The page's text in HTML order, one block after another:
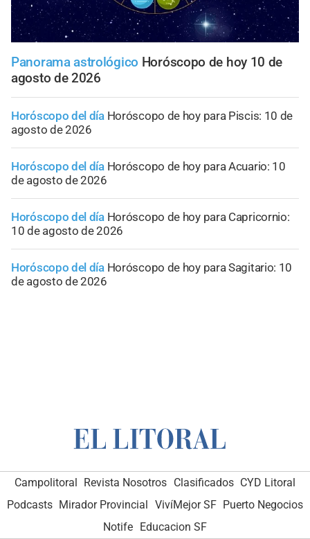
Panorama astrológico Horóscopo de hoy 10 de
agosto de 2026
Horóscopo del día Horóscopo de hoy para Piscis: 10 de
agosto de 2026
Horóscopo del día Horóscopo de hoy para Acuario: 10
de agosto de 2026
Horóscopo del día Horóscopo de hoy para Capricornio:
10 de agosto de 2026
Horóscopo del día Horóscopo de hoy para Sagitario: 10
de agosto de 2026
Campolitoral Revista Nosotros Clasificados CYD Litoral
Podcasts Mirador Provincial VivíMejor SF Puerto Negocios
Notife Educacion SF